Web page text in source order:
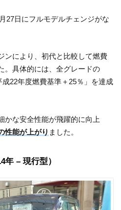
27日にフルモデルチェンジがな
ンにより、初代と比較して燃費
。具体的には、全グレードの
22年度燃費基準＋25％」を達成
かな安全性能が飛躍的に向上
性能が上がり ました。
年 – 現行型）